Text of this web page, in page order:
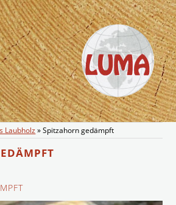
Laubholz»Spitzahorn gedämpft